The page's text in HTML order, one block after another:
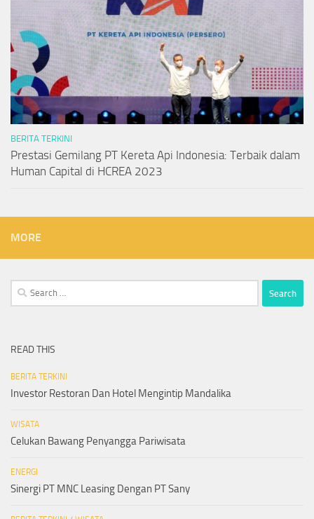
BERITA TERKINI
Prestasi Gemilang PT Kereta Api Indonesia: Terbaik dalam
Human Capital di HCREA 2023
MORE
Search
for:
READ THIS
BERITA TERKINI
Investor Restoran Dan Hotel Mengintip Mandalika
WISATA
Celukan Bawang Penyangga Pariwisata
ENERGI
Sinergi PT MNC Leasing Dengan PT Sany